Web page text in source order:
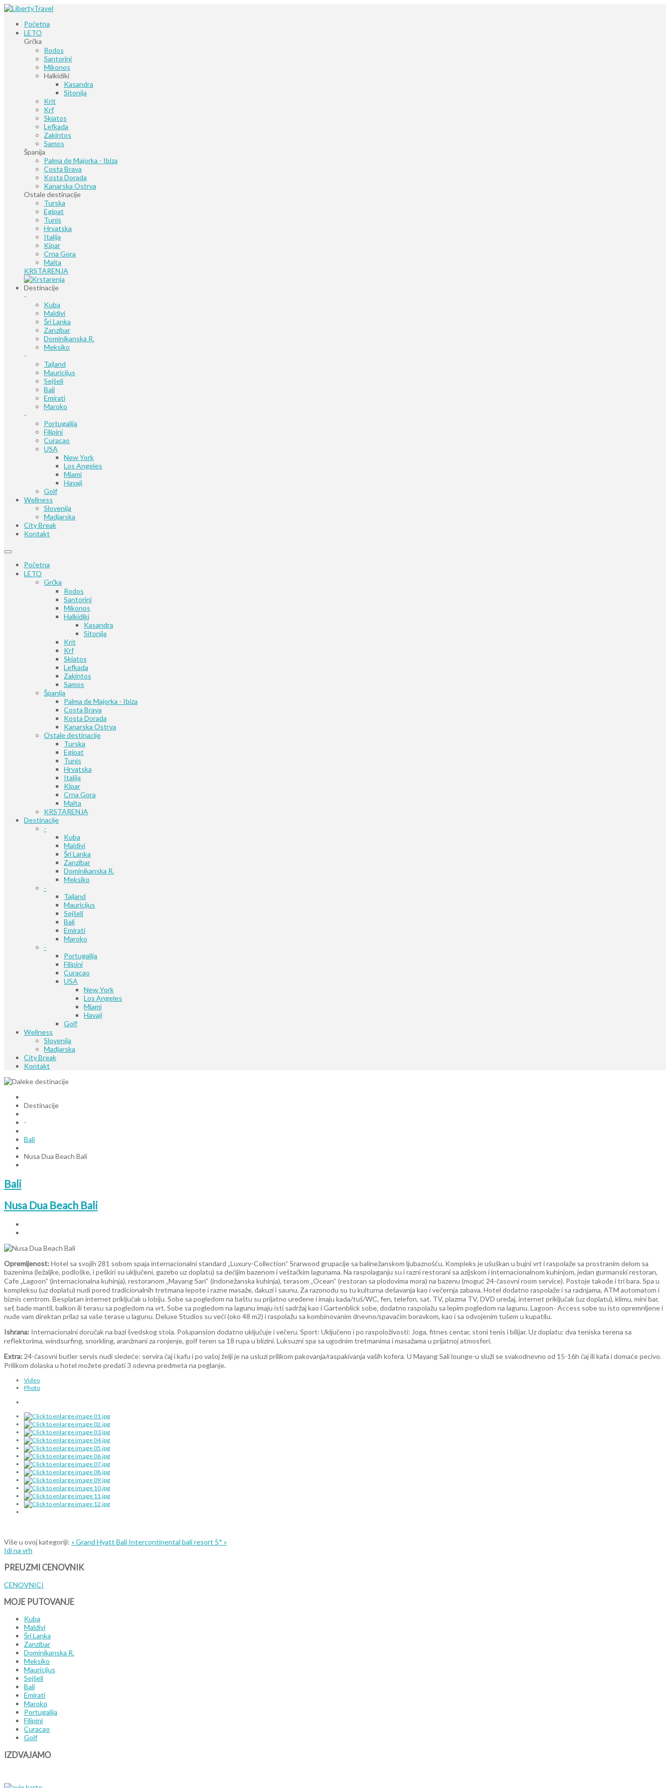
Početna
LETO
Grčka
Rodos
Santorini
Mikonos
Halkidiki
Kasandra
Sitonija
Krit
Krf
Skiatos
Lefkada
Zakintos
Samos
Španija
Palma de Majorka - Ibiza
Costa Brava
Kosta Dorada
Kanarska Ostrva
Ostale destinacije
Turska
Egipat
Tunis
Hrvatska
Italija
Kipar
Crna Gora
Malta
KRSTARENJA
Destinacije
-
Kuba
Maldivi
Šri Lanka
Zanzibar
Dominikanska R.
Meksiko
-
Tajland
Mauricijus
Sejšeli
Bali
Emirati
Maroko
-
Portugalija
Filipini
Curacao
USA
New York
Los Angeles
Miami
Havaji
Golf
Wellness
Slovenija
Madjarska
City Break
Kontakt
Početna
LETO
Grčka
Rodos
Santorini
Mikonos
Halkidiki
Kasandra
Sitonija
Krit
Krf
Skiatos
Lefkada
Zakintos
Samos
Španija
Palma de Majorka - Ibiza
Costa Brava
Kosta Dorada
Kanarska Ostrva
Ostale destinacije
Turska
Egipat
Tunis
Hrvatska
Italija
Kipar
Crna Gora
Malta
KRSTARENJA
Destinacije
-
Kuba
Maldivi
Šri Lanka
Zanzibar
Dominikanska R.
Meksiko
-
Tajland
Mauricijus
Sejšeli
Bali
Emirati
Maroko
-
Portugalija
Filipini
Curacao
USA
New York
Los Angeles
Miami
Havaji
Golf
Wellness
Slovenija
Madjarska
City Break
Kontakt
Destinacije
-
Bali
Nusa Dua Beach Bali
Bali
Nusa Dua Beach Bali
Opremljenost: Hotel sa svojih 281 sobom spaja internacionalni standard „Luxury-Collection“ Srarwood grupacije sa balinežanskom ljubaznošću. Kompleks je ušuškan u bujni vrt i raspolaže sa prostranim delom sa
bazenima (ležaljke, podloške, i peškiri su uključeni, gazebo uz doplatu) sa dečijim bazenom i veštačkim lagunama. Na raspolaganju su i razni restorani sa azijskom i internacionalnom kuhinjom, jedan gurmanski restoran,
Cafe „Lagoon“ (internacionalna kuhinja), restoranom „Mayang Sari“ (indonežanska kuhinja), terasom „Ocean“ (restoran sa plodovima mora) na bazenu (moguć 24-časovni room service). Postoje takođe i tri bara. Spa u
kompleksu (uz doplatu) nudi pored tradicionalnih tretmana lepote i razne masaže, đakuzi i saunu. Za razonodu su tu kulturna dešavanja kao i večernja zabava. Hotel dodatno raspolaže i sa radnjama, ATM automatom i
biznis centrom. Besplatan internet priključak u lobiju. Sobe sa pogledom na baštu su prijatno uređene i imaju kada/tuš/WC, fen, telefon, sat. TV, plazma TV, DVD uređaj, internet priključak (uz doplatu), klimu, mini bar,
sef, bade mantil, balkon ili terasu sa pogledom na vrt. Sobe sa pogledom na lagunu imaju isti sadržaj kao i Gartenblick sobe, dodatno raspolažu sa lepim pogledom na lagunu. Lagoon- Access sobe su isto opremnljene i
nude vam direktan prilaz sa vaše terase u lagunu. Deluxe Studios su veći (oko 48 m2) i raspolažu sa kombinovanim dnevno/spavaćim boravkom, kao i sa odvojenim tušem u kupatilu.
Ishrana: Internacionalni doručak na bazi švedskog stola. Polupansion dodatno uključuje i večeru. Sport: Uključeno i po raspoloživosti: Joga, fitnes centar, stoni tenis i bilijar. Uz doplatu: dva teniska terena sa
reflektorima, windsurfing, snorkling, aranžmani za ronjenje, golf teren sa 18 rupa u blizini. Luksuzni spa sa ugodnim tretmanima i masažama u prijatnoj atmosferi.
Extra: 24-časovni butler servis nudi sledeće: servira čaj i kafu i po vašoj želji je na usluzi prilikom pakovanja/raspakivanja vaših kofera. U Mayang Sali lounge-u služi se svakodnevno od 15-16h čaj ili kafa i domaće pecivo.
Prilikom dolaska u hotel možete predati 3 odevna predmeta na peglanje.
Video
Photo
Više u ovoj kategoriji: « Grand Hyatt Bali Intercontinental bali resort 5* »
Idi na vrh
PREUZMI CENOVNIK
CENOVNICI
MOJE PUTOVANJE
Kuba
Maldivi
Šri Lanka
Zanzibar
Dominikanska R.
Meksiko
Mauricijus
Sejšeli
Bali
Emirati
Maroko
Portugalija
Filipini
Curacao
Golf
IZDVAJAMO